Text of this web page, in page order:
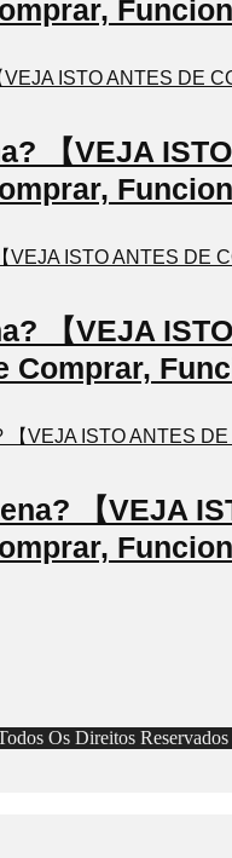
【VEJA
【VEJA
Comprar,
【VEJA
Os Direitos Reservados